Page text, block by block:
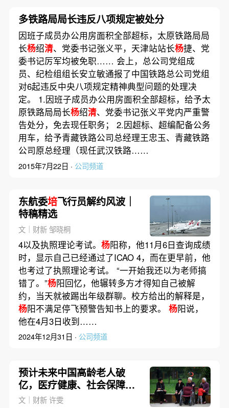
多铁路局局长违反八项规定被处分
因班子成员办公用房面积全部超标，太原铁路局局
长杨绍清、党委书记张义平，天津站站长杨捷、党
委书记厉军均被免职…… 会上，总公司党组成
员、纪检组组长安立敏通报了中国铁路总公司党组
对6起违反中央八项规定精神典型问题的处理决
定。 1.因班子成员办公用房面积全部超标，给予太
原铁路局局长杨绍清、党委书记张义平党内严重警
告处分，免去现任职务； 2.因超标、超编配备公务
用车，给予青藏铁路公司总经理王忠玉、青藏铁路
公司原总经理（现任武汉铁路……
2015年7月22日 · 公司频道
东航委培飞行员解约风波｜
特稿精选
文｜财新 邹晓桐
4以及执照理论考试。 杨阳称，他11月6日查询成绩
时，显示自己已经通过了ICAO 4，而在更早前，他
也考过了执照理论考试。 “一开始我还以为老师搞
错了。”杨阳回忆，他辗转多方才得知自己被解
约，当天就被踢出年级群聊。校方给出的解释是，
杨阳不满足停飞预警告知书上的要求。 杨阳说，
他在4月3日收到……
2024年12月31日 · 公司频道
预计未来中国高龄老人破
亿，医疗健康、社会保障如
何跟上？
文｜财新 许雯